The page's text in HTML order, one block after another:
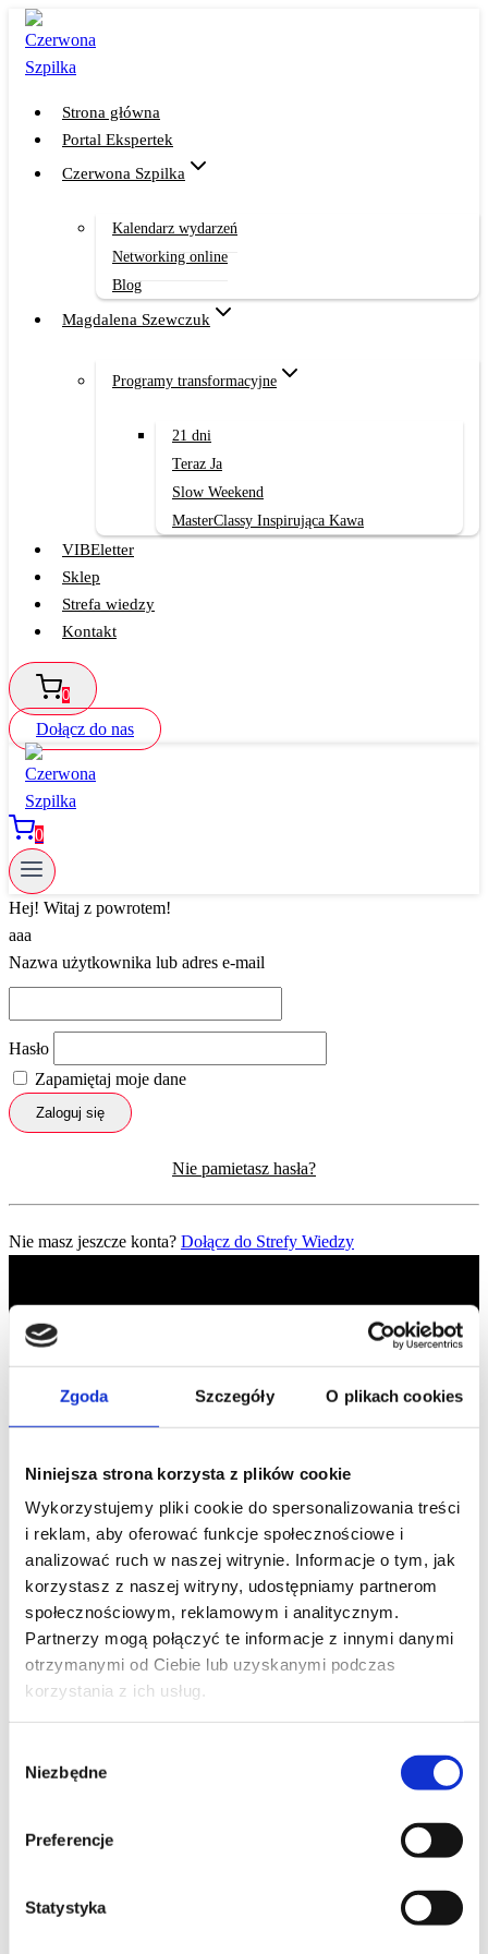
Zgoda Szczegóły O plikach cookies
Niniejsza strona korzysta z plików cookie
Wykorzystujemy pliki cookie do spersonalizowania treści
i reklam, aby oferować funkcje społecznościowe i
analizować ruch w naszej witrynie. Informacje o tym, jak
korzystasz z naszej witryny, udostępniamy partnerom
społecznościowym, reklamowym i analitycznym.
Partnerzy mogą połączyć te informacje z innymi danymi
otrzymanymi od Ciebie lub uzyskanymi podczas
korzystania z ich usług.
zgody
Niezbędne
Preferencje
Statystyka
Przejdź
treści
Strona główna
Portal Ekspertek
Czerwona Szpilka
Kalendarz wydarzeń
Networking online
Blog
Magdalena Szewczuk
Programy transformacyjne
21 dni
Teraz Ja
Slow Weekend
MasterClassy Inspirująca Kawa
VIBEletter
Sklep
Strefa wiedzy
Kontakt
0
Dołącz do nas
0
Hej! Witaj z powrotem!
aaa
Nazwa użytkownika lub adres e-mail
Hasło
Zapamiętaj moje dane
Zaloguj się
Nie pamietasz hasła?
Nie masz jeszcze konta? Dołącz do Strefy Wiedzy
Szpilka
Profil tiktok Czerwona Szpilka
Profil youtube Czerwona
Szpilka
Kontakt
kontakt@czerwonaszpilka.pl